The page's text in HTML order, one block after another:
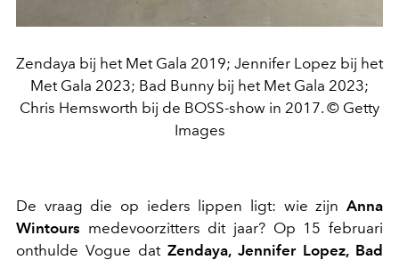
Zendaya bij het Met Gala 2019; Jennifer Lopez bij het
Met Gala 2023; Bad Bunny bij het Met Gala 2023;
Chris Hemsworth bij de BOSS-show in 2017. © Getty
Images
De vraag die op ieders lippen ligt: wie zijn Anna
Wintours medevoorzitters dit jaar? Op 15 februari
onthulde Vogue dat Zendaya, Jennifer Lopez, Bad